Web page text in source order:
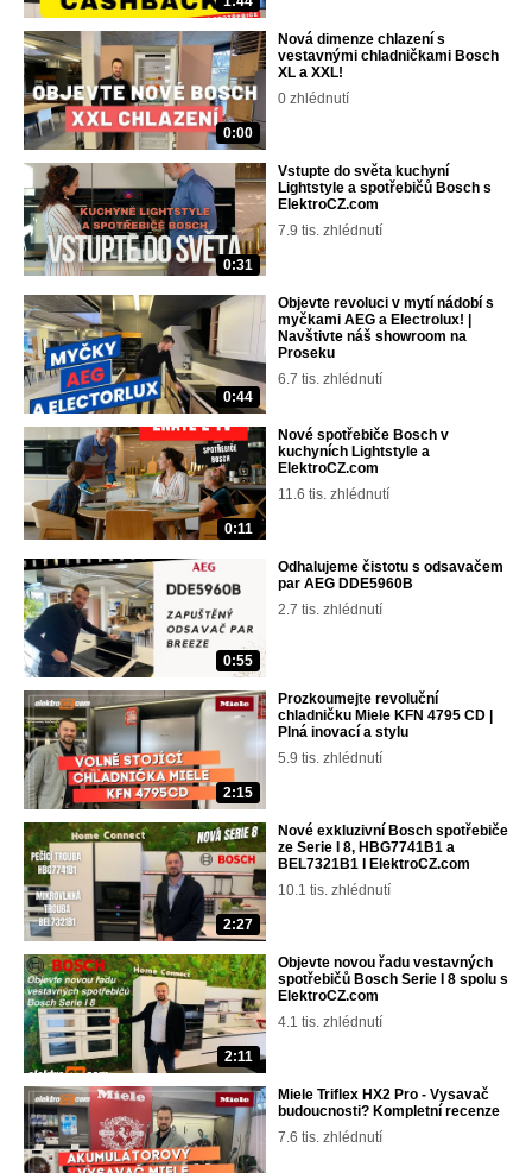
0:00
Nová dimenze chlazení s
vestavnými chladničkami Bosch
XL a XXL!
0 zhlédnutí
0:31
Vstupte do světa kuchyní
Lightstyle a spotřebičů Bosch s
ElektroCZ.com
7.9 tis. zhlédnutí
0:44
Objevte revoluci v mytí nádobí s
myčkami AEG a Electrolux! |
Navštivte náš showroom na
Proseku
6.7 tis. zhlédnutí
0:11
Nové spotřebiče Bosch v
kuchyních Lightstyle a
ElektroCZ.com
11.6 tis. zhlédnutí
0:55
Odhalujeme čistotu s odsavačem
par AEG DDE5960B
2.7 tis. zhlédnutí
2:15
Prozkoumejte revoluční
chladničku Miele KFN 4795 CD |
Plná inovací a stylu
5.9 tis. zhlédnutí
2:27
Nové exkluzivní Bosch spotřebiče
ze Serie I 8, HBG7741B1 a
BEL7321B1 I ElektroCZ.com
10.1 tis. zhlédnutí
2:11
Objevte novou řadu vestavných
spotřebičů Bosch Serie I 8 spolu s
ElektroCZ.com
4.1 tis. zhlédnutí
Miele Triflex HX2 Pro - Vysavač
budoucnosti? Kompletní recenze
7.6 tis. zhlédnutí